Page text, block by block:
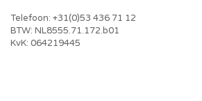
Telefoon: +31(0)53 436 71 12
BTW: NL8555.71.172.b01
KvK: 064219445